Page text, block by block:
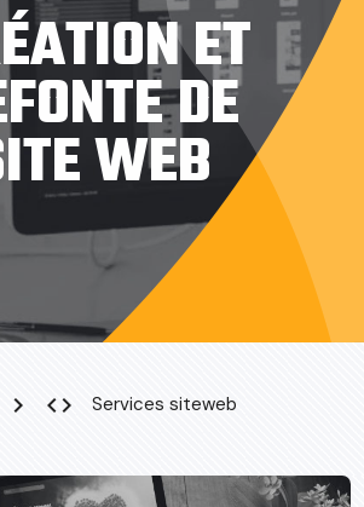
ET
DE
WEB
chevron_right code Services siteweb